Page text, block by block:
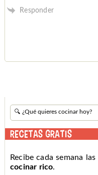
Responder
RECETAS GRATIS
Recibe cada semana las
cocinar rico.